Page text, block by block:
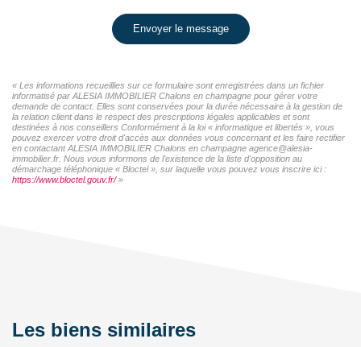
Envoyer le message
« Les informations recueillies sur ce formulaire sont enregistrées dans un fichier
informatisé par ALESIA IMMOBILIER Chalons en champagne pour gérer votre
demande de contact. Elles sont conservées pour la durée nécessaire à la gestion de
la relation client dans le respect des prescriptions légales applicables et sont
destinées à nos conseillers Conformément à la loi « informatique et libertés », vous
pouvez exercer votre droit d'accès aux données vous concernant et les faire rectifier
en contactant ALESIA IMMOBILIER Chalons en champagne agence@alesia-
immobilier.fr. Nous vous informons de l'existence de la liste d'opposition au
démarchage téléphonique « Bloctel », sur laquelle vous pouvez vous inscrire ici :
https://www.bloctel.gouv.fr/»
Les biens similaires